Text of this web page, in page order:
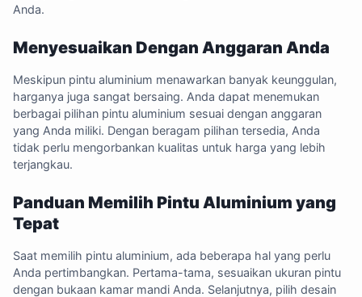
Anda.
Menyesuaikan Dengan Anggaran Anda
Meskipun pintu aluminium menawarkan banyak keunggulan,
harganya juga sangat bersaing. Anda dapat menemukan
berbagai pilihan pintu aluminium sesuai dengan anggaran
yang Anda miliki. Dengan beragam pilihan tersedia, Anda
tidak perlu mengorbankan kualitas untuk harga yang lebih
terjangkau.
Panduan Memilih Pintu Aluminium yang
Tepat
Saat memilih pintu aluminium, ada beberapa hal yang perlu
Anda pertimbangkan. Pertama-tama, sesuaikan ukuran pintu
dengan bukaan kamar mandi Anda. Selanjutnya, pilih desain